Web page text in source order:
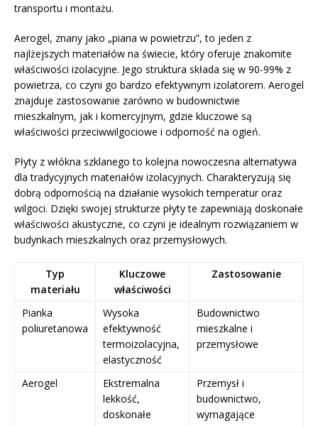
transportu i montażu.
Aerogel, znany jako „piana w powietrzu”, to jeden z
najlżejszych materiałów na świecie, który oferuje znakomite
właściwości izolacyjne. Jego struktura składa się w 90-99% z
powietrza, co czyni go bardzo efektywnym izolatorem. Aerogel
znajduje zastosowanie zarówno w budownictwie
mieszkalnym, jak i komercyjnym, gdzie kluczowe są
właściwości przeciwwilgociowe i odporność na ogień.
Płyty z włókna szklanego to kolejna nowoczesna alternatywa
dla tradycyjnych materiałów izolacyjnych. Charakteryzują się
dobrą odpornością na działanie wysokich temperatur oraz
wilgoci. Dzięki swojej strukturze płyty te zapewniają doskonałe
właściwości akustyczne, co czyni je idealnym rozwiązaniem w
budynkach mieszkalnych oraz przemysłowych.
Typ
materiału
Kluczowe
właściwości
Zastosowanie
Pianka
poliuretanowa
Wysoka
efektywność
termoizolacyjna,
elastyczność
Budownictwo
mieszkalne i
przemysłowe
Aerogel
Ekstremalna
lekkość,
doskonałe
Przemysł i
budownictwo,
wymagające